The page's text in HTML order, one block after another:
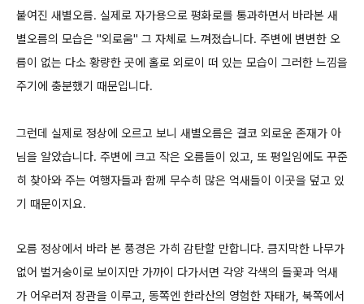
붙여진 새별오름. 실제로 자가용으로 평화로를 통과하면서 바라본 새
별오름의 모습은 "외로움" 그 자체로 느껴졌습니다. 주변에 변변한 오
름이 없는 다소 황량한 곳에 홀로 외로이 떠 있는 모습이 그러한 느낌을
주기에 충분했기 때문입니다.
그런데 실제로 정상에 오르고 보니 새별오름은 결코 외로운 존재가 아
님을 알았습니다. 주변에 크고 작은 오름들이 있고, 또 평일임에도 꾸준
히 찾아와 주는 여행자들과 함께 무수히 많은 억새들이 이곳을 덮고 있
기 때문이지요.
오름 정상에서 바라 본 풍경은 가히 감탄할 만합니다. 큼지막한 나무가
없어 벌거숭이로 보이지만 가까이 다가서면 각양 각색의 들꽃과 억새
가 어우러져 장관을 이루고, 동쪽엔 한라산의 영험한 자태가, 북쪽에서